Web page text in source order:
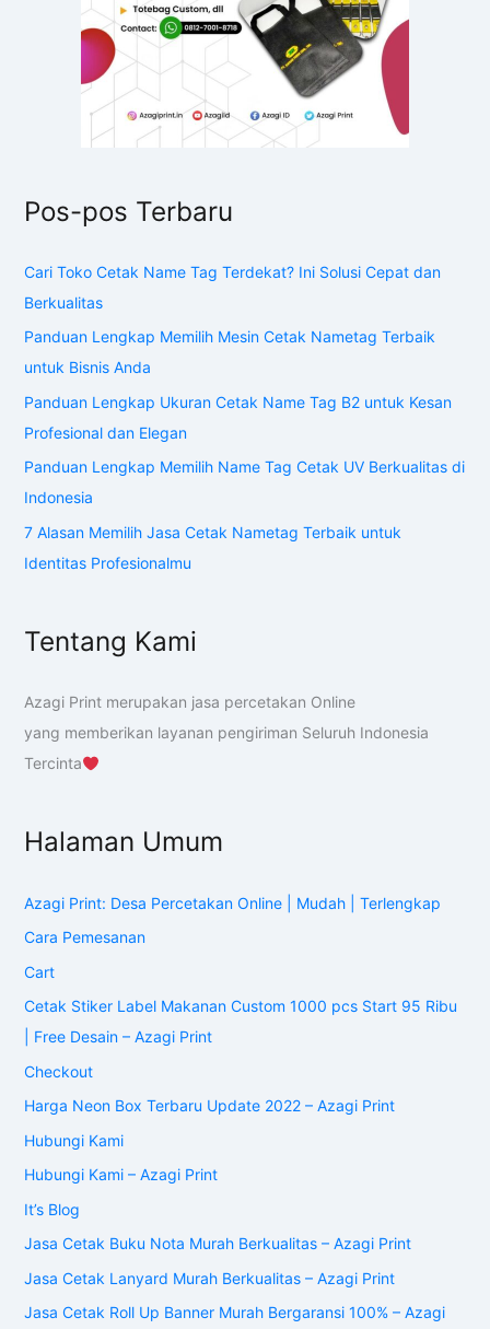
Pos-pos Terbaru
Cari Toko Cetak Name Tag Terdekat? Ini Solusi Cepat dan
Berkualitas
Panduan Lengkap Memilih Mesin Cetak Nametag Terbaik
untuk Bisnis Anda
Panduan Lengkap Ukuran Cetak Name Tag B2 untuk Kesan
Profesional dan Elegan
Panduan Lengkap Memilih Name Tag Cetak UV Berkualitas di
Indonesia
7 Alasan Memilih Jasa Cetak Nametag Terbaik untuk
Identitas Profesionalmu
Tentang Kami
Azagi Print merupakan jasa percetakan Online
yang memberikan layanan pengiriman Seluruh Indonesia
Tercinta
Halaman Umum
Azagi Print: Desa Percetakan Online | Mudah | Terlengkap
Cara Pemesanan
Cart
Cetak Stiker Label Makanan Custom 1000 pcs Start 95 Ribu
| Free Desain – Azagi Print
Checkout
Harga Neon Box Terbaru Update 2022 – Azagi Print
Hubungi Kami
Hubungi Kami – Azagi Print
It’s Blog
Jasa Cetak Buku Nota Murah Berkualitas – Azagi Print
Jasa Cetak Lanyard Murah Berkualitas – Azagi Print
Jasa Cetak Roll Up Banner Murah Bergaransi 100% – Azagi